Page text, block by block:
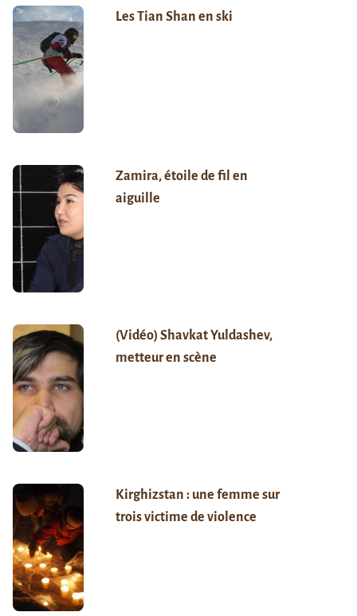
Les Tian Shan en ski
Zamira, étoile de fil en
aiguille
(Vidéo) Shavkat Yuldashev,
metteur en scène
Kirghizstan : une femme sur
trois victime de violence